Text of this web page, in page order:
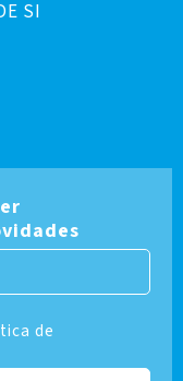
SI
de